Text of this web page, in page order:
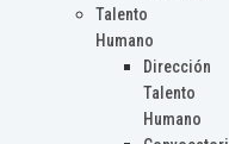
Talento
Humano
Dirección
Talento
Humano